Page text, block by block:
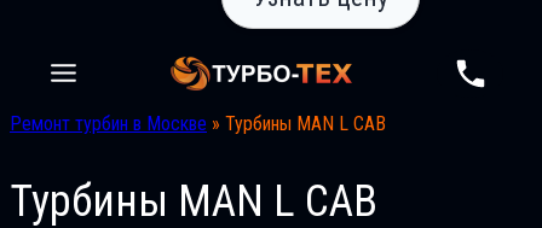
Ремонт турбин в Москве » Турбины MAN L CAB
Турбины MAN L CAB